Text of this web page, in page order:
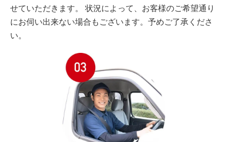
せていただきます。 状況によって、お客様のご希望通り
にお伺い出来ない場合もございます。予めご了承くださ
い。